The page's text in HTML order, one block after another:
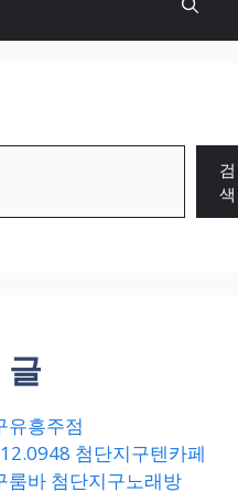
검
색
글
유흥주점
첨단지구텐카페
룸바 첨단지구노래방